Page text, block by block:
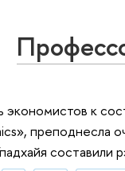
экономистов к
преподнесла
составили